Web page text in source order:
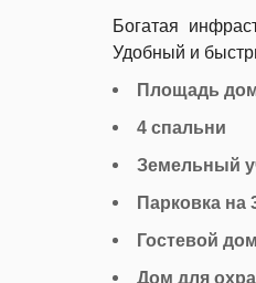
Богатая
Удобный и
Площадь
4 спальни
Земельный
Парковка
Гостевой
Дом для